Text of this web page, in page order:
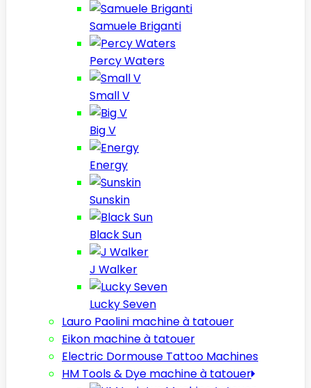
Samuele Briganti
Percy Waters
Small V
Big V
Energy
Sunskin
Black Sun
J Walker
Lucky Seven
Lauro Paolini machine à tatouer
Eikon machine à tatouer
Electric Dormouse Tattoo Machines
HM Tools & Dye machine à tatouer